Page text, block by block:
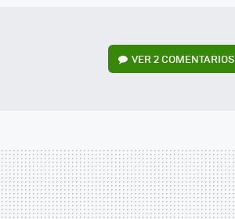
VER2 COMENTARIOS